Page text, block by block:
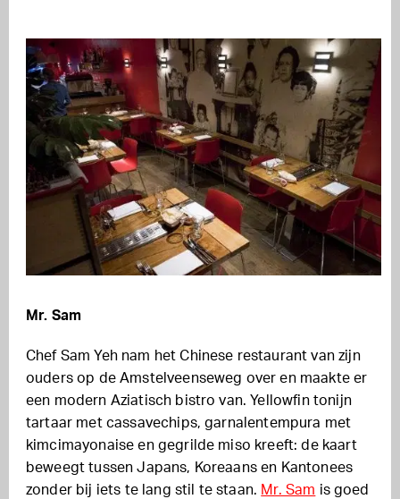
Mr. Sam
Chef Sam Yeh nam het Chinese restaurant van zijn
ouders op de Amstelveenseweg over en maakte er
een modern Aziatisch bistro van. Yellowfin tonijn
tartaar met cassavechips, garnalentempura met
kimcimayonaise en gegrilde miso kreeft: de kaart
beweegt tussen Japans, Koreaans en Kantonees
zonder bij iets te lang stil te staan. Mr. Sam is goed